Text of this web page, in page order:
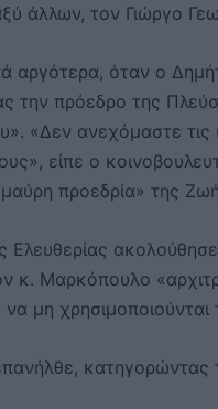
άλλων, τον Γιώργο
αργότερα, όταν ο
την πρόεδρο της
«Δεν ανεχόμαστε
είπε ο
προεδρία» της
Ελευθερίας
κ. Μαρκόπουλο
μη χρησιμοποιούνται
κατηγορώντας